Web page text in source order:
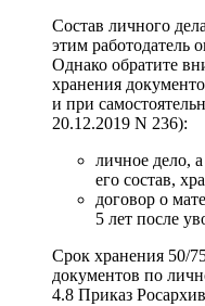
Состав личного
этим работодатель
Однако обратите
хранения
и при
20.12.2019 N 236):
личное дело,
его состав,
договор о
5 лет после
Срок хранения 50/
документов по
4.8 Приказ